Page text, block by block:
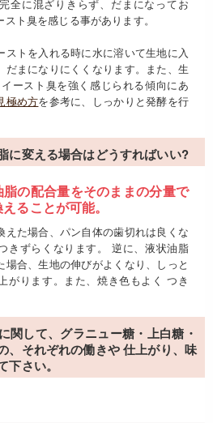
全に混ざりきらず、だまになってお
ト臭を感じる事があります。
ストを入れる時に水に溶いて生地に入
だまになりにくくなります。また、生
ースト臭を強く感じられる傾向にあ
極め方を参考に、しっかりと発酵を行
に変える場合はどうすればいい?
の配合量をそのままの分量で
ることが可能。
えた場合、パン自体の歯切れは良くな
きずらくなります。 逆に、液状油脂
場合、生地の伸びがよくなり、しっと
がります。また、焼き色もよく つき
関して、グラニュー糖・上白糖・
、それぞれの働きや 仕上がり、味
下さい。